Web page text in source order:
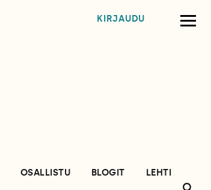
KIRJAUDU
OSALLISTU BLOGIT
LEHTI